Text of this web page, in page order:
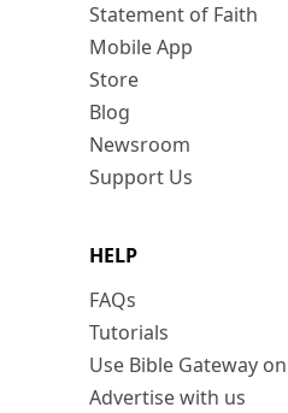
Statement of Faith
Mobile App
Store
Blog
Newsroom
Support Us
HELP
FAQs
Tutorials
Use Bible Gateway
Advertise with us